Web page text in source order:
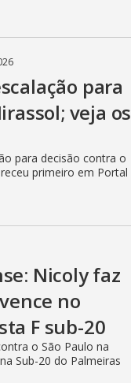
para
veja os
para decisão contra o
primeiro em Portal
Nicoly faz
no
F sub-20
o São Paulo na
Sub-20 do Palmeiras